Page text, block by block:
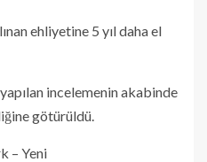
ehliyetine 5 yıl daha el
incelemenin akabinde
götürüldü.
– Yeni